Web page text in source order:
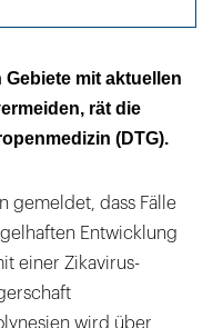
aus
mit aktuellen
rät die
(DTG).
gemeldet, dass Fälle
Entwicklung
einer Zikavirus-
wird über